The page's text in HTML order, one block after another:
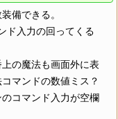
備できる。
ド入力の回ってくる
の魔法も画面外に表
マンドの数値ミス？
コマンド入力が空欄